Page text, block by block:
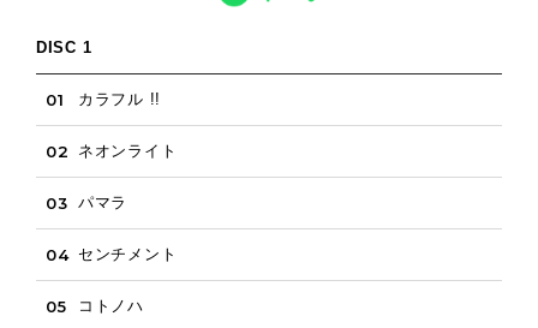
DISC 1
01 カラフル !!
02 ネオンライト
03 パマラ
04 センチメント
05 コトノハ